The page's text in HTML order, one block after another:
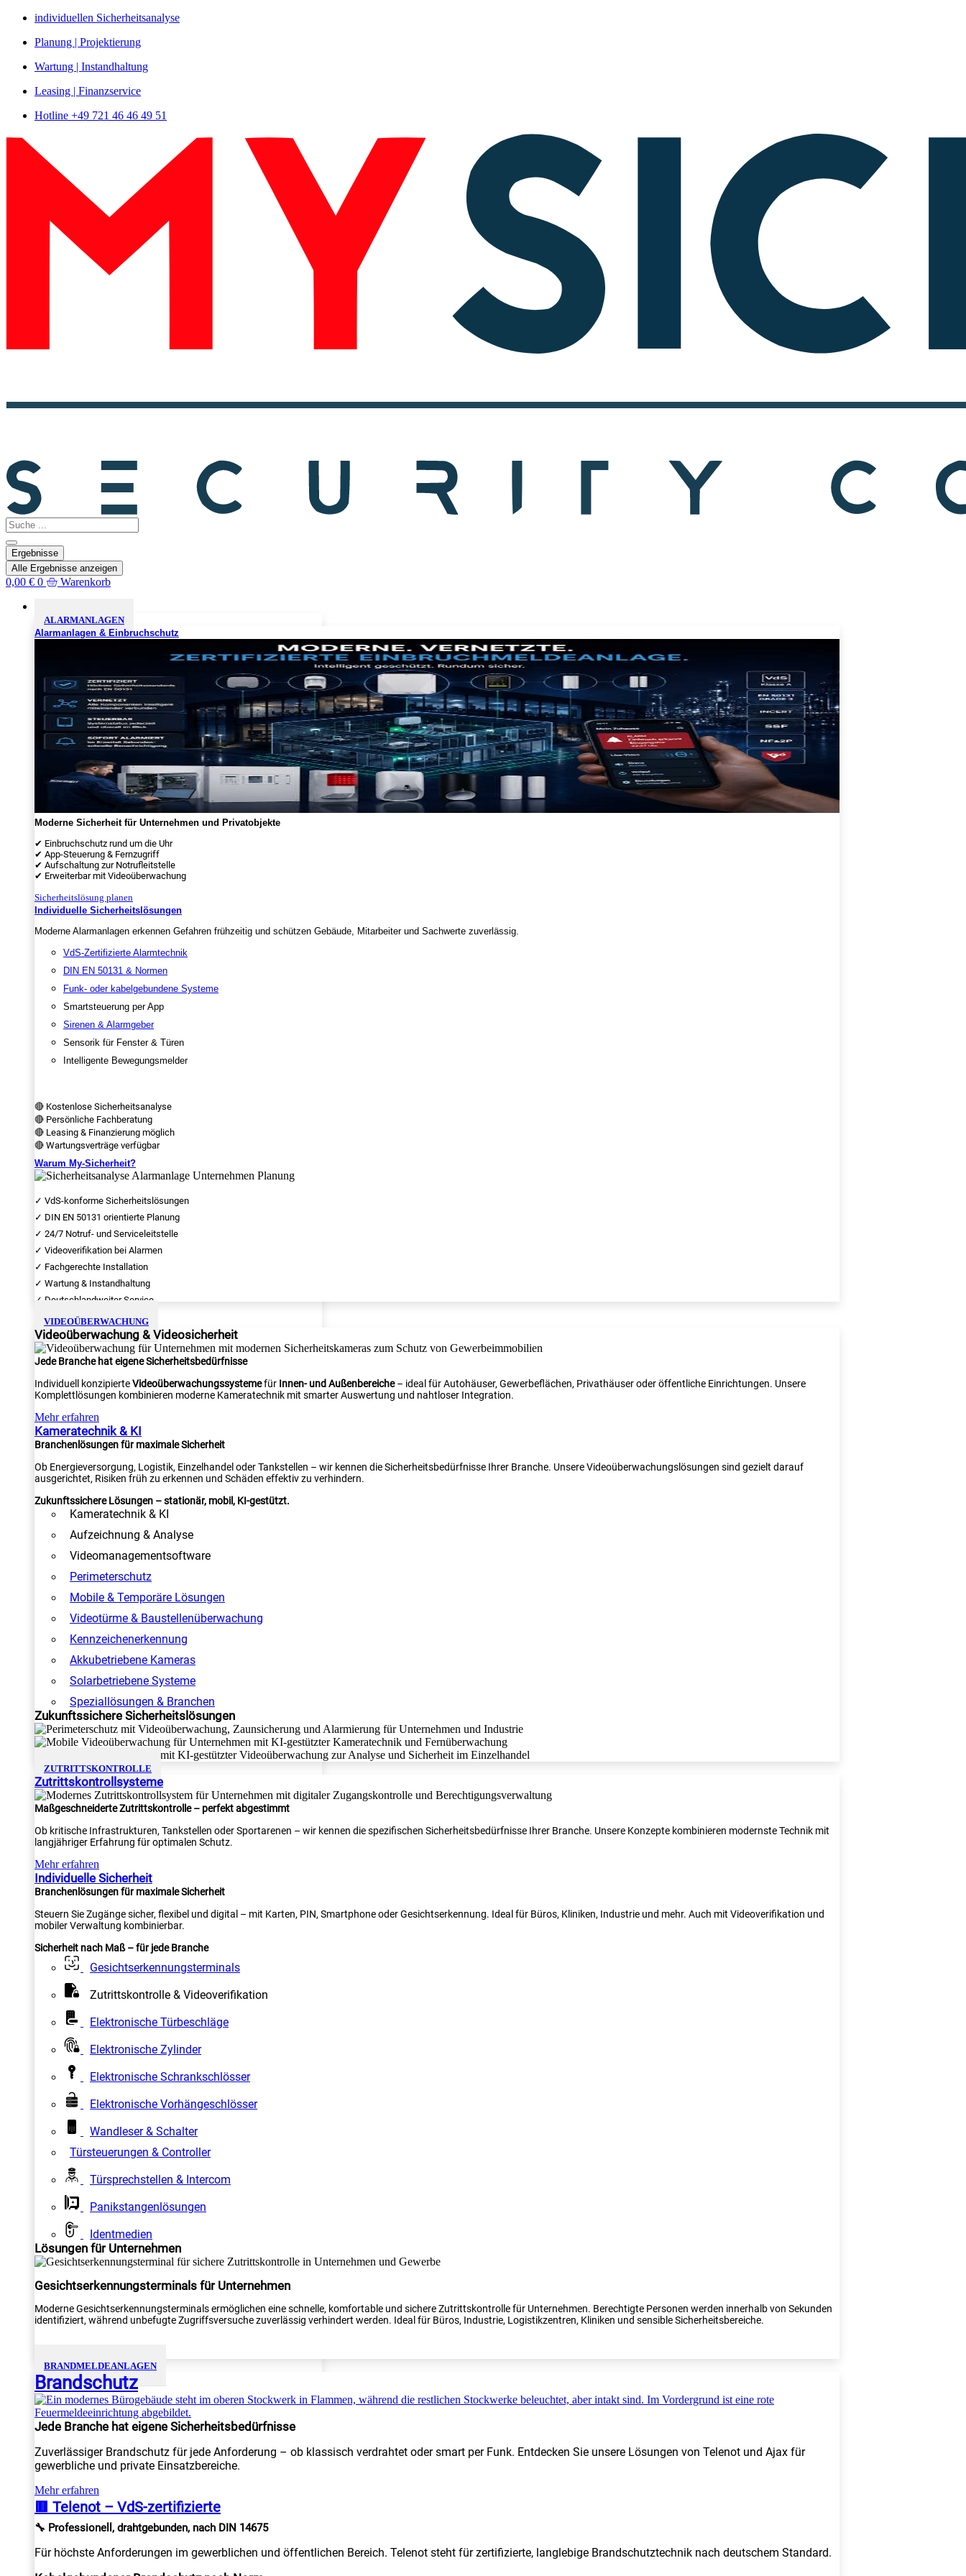
Zum
springen
individuellen Sicherheitsanalyse
Planung | Projektierung
Wartung | Instandhaltung
Leasing | Finanzservice
Hotline +49 721 46 46 49 51
Search
...
Ergebnisse
Alle Ergebnisse anzeigen
0,00 € 0
Warenkorb
ALARMANLAGEN
Alarmanlagen & Einbruchschutz
Moderne Sicherheit für Unternehmen und Privatobjekte
✔ Einbruchschutz rund um die Uhr
✔ App-Steuerung & Fernzugriff
✔ Aufschaltung zur Notrufleitstelle
✔ Erweiterbar mit Videoüberwachung
Sicherheitslösung planen
Individuelle Sicherheitslösungen
Moderne Alarmanlagen erkennen Gefahren frühzeitig und schützen Gebäude, Mitarbeiter und Sachwerte zuverlässig.
VdS-Zertifizierte Alarmtechnik
DIN EN 50131 & Normen
Funk- oder kabelgebundene Systeme
Smartsteuerung per App
Sirenen & Alarmgeber
Sensorik für Fenster & Türen
Intelligente Bewegungsmelder
🔴 Kostenlose Sicherheitsanalyse
🔴 Persönliche Fachberatung
🔴 Leasing & Finanzierung möglich
🔴 Wartungsverträge verfügbar
Warum My-Sicherheit?
✓ VdS-konforme Sicherheitslösungen
✓ DIN EN 50131 orientierte Planung
✓ 24/7 Notruf- und Serviceleitstelle
✓ Videoverifikation bei Alarmen
✓ Fachgerechte Installation
✓ Wartung & Instandhaltung
✓ Deutschlandweiter Service
VIDEOÜBERWACHUNG
Videoüberwachung & Videosicherheit
Jede Branche hat eigene Sicherheitsbedürfnisse
Individuell konzipierteVideoüberwachungssystemefür Innen- und Außenbereiche– ideal für Autohäuser, Gewerbeflächen, Privathäuser oder öffentliche Einrichtungen. Unsere
Komplettlösungen kombinieren moderne Kameratechnik mit smarter Auswertung und nahtloser Integration.
Mehr erfahren
Kameratechnik & KI
Branchenlösungen für maximale Sicherheit
Ob Energieversorgung, Logistik, Einzelhandel oder Tankstellen – wir kennen die Sicherheitsbedürfnisse Ihrer Branche. Unsere Videoüberwachungslösungen sind gezielt darauf
ausgerichtet, Risiken früh zu erkennen und Schäden effektiv zu verhindern.
Zukunftssichere Lösungen – stationär, mobil, KI-gestützt.
Kameratechnik & KI
Aufzeichnung & Analyse
Videomanagementsoftware
Perimeterschutz
Mobile & Temporäre Lösungen
Videotürme & Baustellenüberwachung
Kennzeichenerkennung
Akkubetriebene Kameras
Solarbetriebene Systeme
Speziallösungen & Branchen
Zukunftssichere Sicherheitslösungen
ZUTRITTSKONTROLLE
Zutrittskontrollsysteme
Maßgeschneiderte Zutrittskontrolle – perfekt abgestimmt
Ob kritische Infrastrukturen, Tankstellen oder Sportarenen – wir kennen die spezifischen Sicherheitsbedürfnisse Ihrer Branche. Unsere Konzepte kombinieren modernste Technik mit
langjähriger Erfahrung für optimalen Schutz.
Mehr erfahren
Individuelle Sicherheit
Branchenlösungen für maximale Sicherheit
Steuern Sie Zugänge sicher, flexibel und digital – mit Karten, PIN, Smartphone oder Gesichtserkennung. Ideal für Büros, Kliniken, Industrie und mehr. Auch mit Videoverifikation und
mobiler Verwaltung kombinierbar.
Sicherheit nach Maß – für jede Branche
Gesichtserkennungsterminals
Zutrittskontrolle & Videoverifikation
Elektronische Türbeschläge
Elektronische Zylinder
Elektronische Schrankschlösser
Elektronische Vorhängeschlösser
Wandleser & Schalter
Türsteuerungen & Controller
Türsprechstellen & Intercom
Panikstangenlösungen
Identmedien
Lösungen für Unternehmen
Gesichtserkennungsterminals für Unternehmen
Moderne Gesichtserkennungsterminals ermöglichen eine schnelle, komfortable und sichere Zutrittskontrolle für Unternehmen. Berechtigte Personen werden innerhalb von Sekunden
identifiziert, während unbefugte Zugriffsversuche zuverlässig verhindert werden. Ideal für Büros, Industrie, Logistikzentren, Kliniken und sensible Sicherheitsbereiche.
BRANDMELDEANLAGEN
Brandschutz
Jede Branche hat eigene Sicherheitsbedürfnisse
Zuverlässiger Brandschutz für jede Anforderung – ob klassisch verdrahtet oder smart per Funk. Entdecken Sie unsere Lösungen von Telenot und Ajax für
gewerbliche und private Einsatzbereiche.
Mehr erfahren
🟥 Telenot – VdS-zertifizierte
🔧 Professionell, drahtgebunden, nach DIN 14675
Für höchste Anforderungen im gewerblichen und öffentlichen Bereich. Telenot steht für zertifizierte, langlebige Brandschutztechnik nach deutschem Standard.